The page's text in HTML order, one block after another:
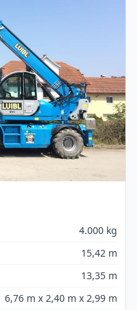
4.000 kg
15,42 m
13,35 m
6,76 m x 2,40 m x 2,99 m